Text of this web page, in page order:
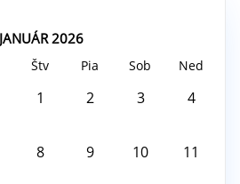
JANUÁR 2026
Štv Pia Sob Ned
1 2 3 4
8 9 10 11